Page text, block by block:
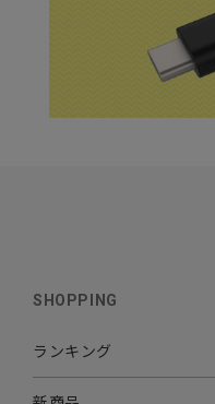
SHOPPING
ランキング